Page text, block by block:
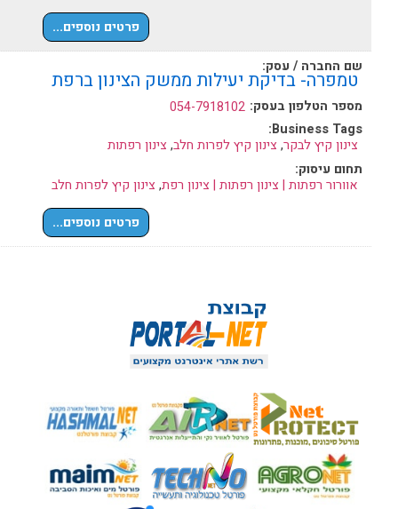
פרטים נוספים...
שם החברה / עסק:
טמפרה- בדיקת יעילות ממשק הצינון ברפת
מספר הטלפון בעסק: 054-7918102
Business Tags:
צינון קיץ לבקר,צינון קיץ לפרות חלב,צינון רפתות
תחום עיסוק:
אוורור רפתות | צינון רפתות | צינון רפת,צינון קיץ לפרות חלב
פרטים נוספים...